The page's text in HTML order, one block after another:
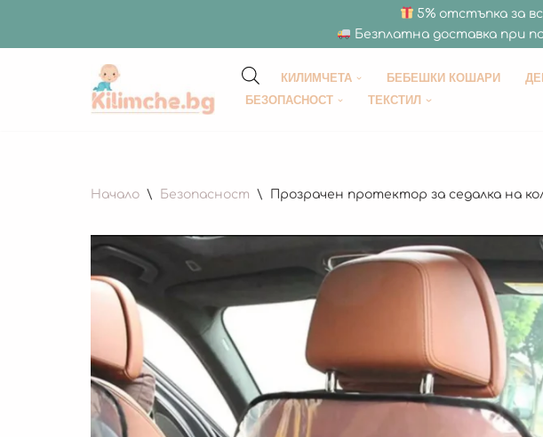
5% отстъпка за
Безплатна доставка при
Продължете
КИЛИМЧЕТА БЕБЕШКИ КОШАРИ
БЕЗОПАСНОСТ
ТЕКСТИЛ
Начало \ Безопасност \ Прозрачен протектор за седалка на